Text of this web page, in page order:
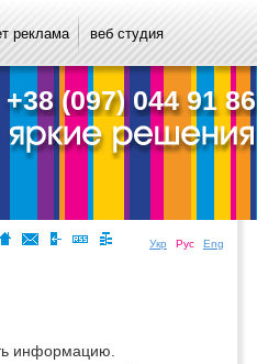
реклама веб студия
+38 (097) 044 91 86
Укр Рус Eng
информацию.